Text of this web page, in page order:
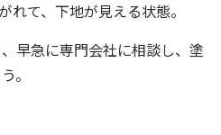
れて、下地が見える状態。
早急に専門会社に相談し、塗
。